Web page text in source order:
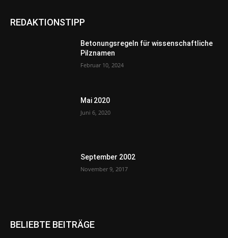
REDAKTIONSTIPP
Betonungsregeln für wissenschaftliche
Pilznamen
Februar 10, 2024
Mai 2020
Juni 6, 2020
September 2002
November 9, 2017
BELIEBTE BEITRÄGE